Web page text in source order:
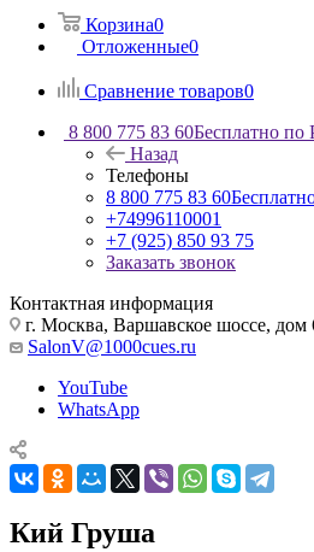
Корзина0
Отложенные0
Сравнение товаров0
8 800 775 83 60Бесплатно по
Назад
Телефоны
8 800 775 83 60
+74996110001
+7 (925) 850 93 75
Заказать звонок
Контактная информация
г. Москва, Варшавское шоссе, дом
SalonV@1000cues.ru
YouTube
WhatsApp
Кий Груша